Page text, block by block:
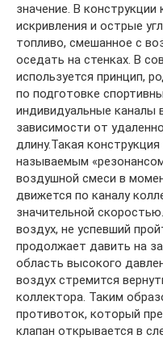
значение. В
искривления и острые
топливо, смешанное с
оседать на стенках. В
используется принцип,
по подготовке
индивидуальные каналы
зависимости от
длину.Такая
называемым
воздушной смеси в
движется по каналу
значительной
воздух, не успевший
продолжает давить на
область высокого
воздух стремится
коллектора. Таким
противоток, который
клапан открывается в